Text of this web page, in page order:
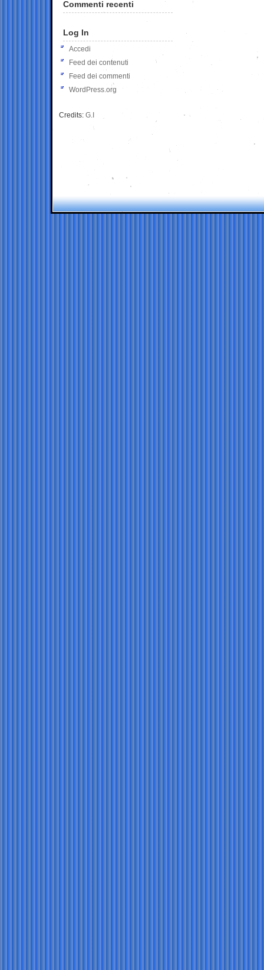
Commenti recenti
Log In
Accedi
Feed dei contenuti
Feed dei commenti
WordPress.org
Credits: G.I